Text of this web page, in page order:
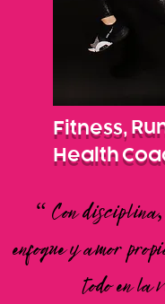
Fitness,
Health
“ Con
enfoque y amor
todo en la